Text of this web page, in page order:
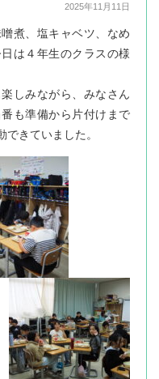
2025年11月11日
煮、塩キャベツ、なめ
は４年生のクラスの様
しみながら、みなさん
も準備から片付けまで
きていました。